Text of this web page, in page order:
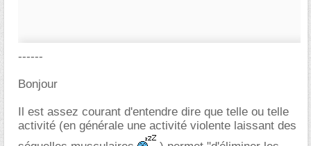
------
Bonjour
Il est assez courant d'entendre dire que telle ou telle
activité (en générale une activité violente laissant des